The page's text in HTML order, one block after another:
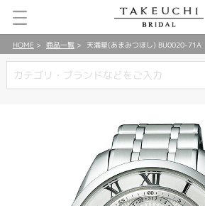
HOME 商品一覧 天満星(あまみつほし) BU0020-71A